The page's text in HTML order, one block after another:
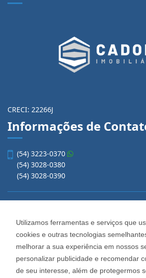
Utilizamos ferramentas e serviços que
cookies e outras tecnologias
melhorar a sua experiência em nossos
personalizar publicidade e recomendar
de seu interesse, além de protegermos
CRECI: 22266J
Informações de
(54) 3223-0370
(54) 3028-0380
(54) 3028-0390
Imobiliária Cadore
Rua Os Dezoito do Forte, 1622, Centro
Caxias do Sul - Rio Grande do Sul